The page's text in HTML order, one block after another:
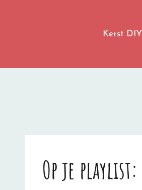
LET IT SNOWKerst DIY
Op je